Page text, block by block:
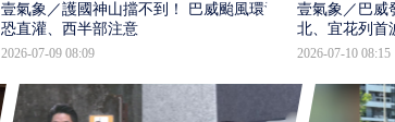
壹氣象／護國神山擋不到！ 巴威颱風環流
恐直灌、西半部注意
2026-07-09 08:09
壹氣象／巴
北、宜花列首
2026-07-10 08:15